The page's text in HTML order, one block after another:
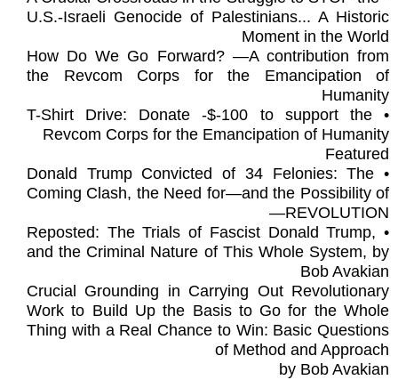
U.S.-Israeli Genocide of Palestinians... A Historic
Moment in the World
How Do We Go Forward? —A contribution from
the Revcom Corps for the Emancipation of
Humanity
• T-Shirt Drive: Donate -$-100 to support the
Revcom Corps for the Emancipation of Humanity
Featured
• Donald Trump Convicted of 34 Felonies: The
Coming Clash, the Need for—and the Possibility of
—REVOLUTION
• Reposted: The Trials of Fascist Donald Trump,
and the Criminal Nature of This Whole System, by
Bob Avakian
Crucial Grounding in Carrying Out Revolutionary
Work to Build Up the Basis to Go for the Whole
Thing with a Real Chance to Win: Basic Questions
of Method and Approach
by Bob Avakian